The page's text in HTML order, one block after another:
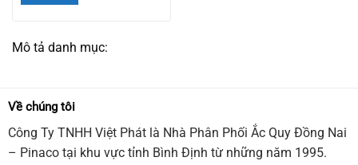
Mô tả danh mục:
Về chúng tôi
Công Ty TNHH Việt Phát là Nhà Phân Phối Ắc Quy Đồng Nai
– Pinaco tại khu vực tỉnh Bình Định từ những năm 1995.